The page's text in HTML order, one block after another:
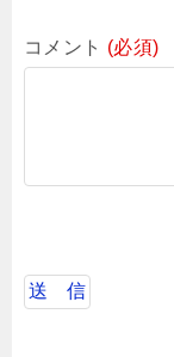
コメント (必須)